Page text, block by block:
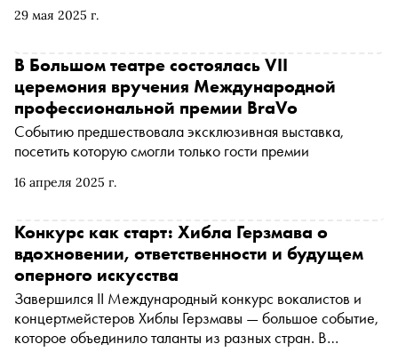
29 мая 2025 г.
рассказывает о самых интересных мероприятиях в
16 апреля 2025 г.
В Большом театре состоялась VII
церемония вручения Международной
профессиональной премии BraVo
Событию предшествовала эксклюзивная выставка,
посетить которую смогли только гости премии
Конкурс как старт: Хибла Герзмава о
вдохновении, ответственности и будущем
оперного искусства
Завершился II Международный конкурс вокалистов и
концертмейстеров Хиблы Герзмавы — большое событие,
которое объединило таланты из разных стран. В